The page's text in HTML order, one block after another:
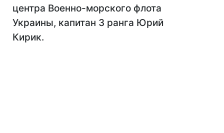
центра Военно-морского флота
Украины, капитан 3 ранга Юрий
Кирик.